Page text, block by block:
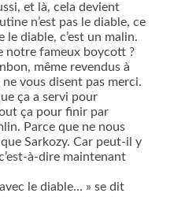
et là, cela devient
n’est pas le diable, ce
le diable, c’est un malin.
notre fameux boycott ?
même revendus à
vous disent pas merci.
ça a servi pour
ça pour finir par
Parce que ne nous
que Sarkozy. Car peut-il y
à-dire maintenant
le diable… » se dit